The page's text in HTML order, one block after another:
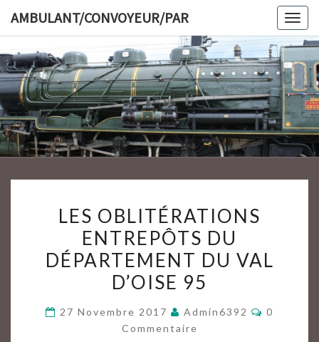
content
AMBULANT/CONVOYEUR/PAR
OBLITÉRATIONS
ENTREPÔTS
DU
DÉPARTEMENT
VAL
D’OISE
LES OBLITÉRATIONS
ENTREPÔTS DU
DÉPARTEMENT DU VAL
D’OISE 95
27 Novembre 2017 Admin6392
0
Commentaire